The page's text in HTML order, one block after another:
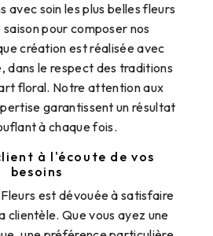
avec soin les plus belles fleurs
pour composer nos
création est réalisée avec
dans le respect des traditions
floral. Notre attention aux
garantissent un résultat
à chaque fois.
à l'écoute de vos
besoins
est dévouée à satisfaire
clientèle. Que vous ayez une